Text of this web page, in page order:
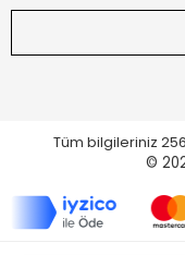
Tüm bilgileriniz
©